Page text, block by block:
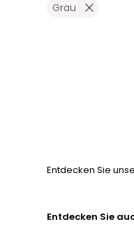
Grau
Entdecken Sie
Entdecken Sie